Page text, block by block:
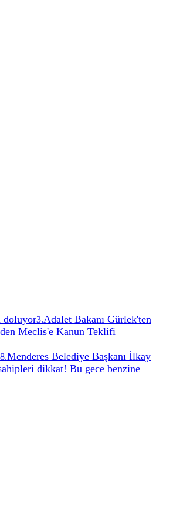
doluyor3.Adalet Bakanı Gürlek'ten
Meclis'e Kanun Teklifi
8.Menderes Belediye Başkanı İlkay
dikkat! Bu gece benzine